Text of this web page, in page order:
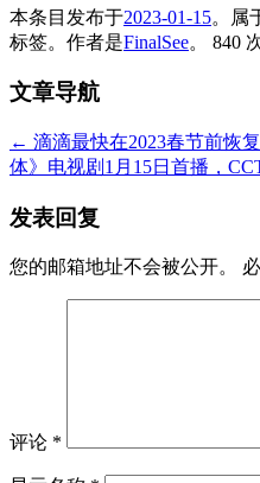
本条目发布于2023-01-15。属
标签。 作者是FinalSee。 840
文章导航
← 滴滴最快在2023春节前恢
体》电视剧1月15日首播，
发表回复
您的邮箱地址不会被公开。
评论 *